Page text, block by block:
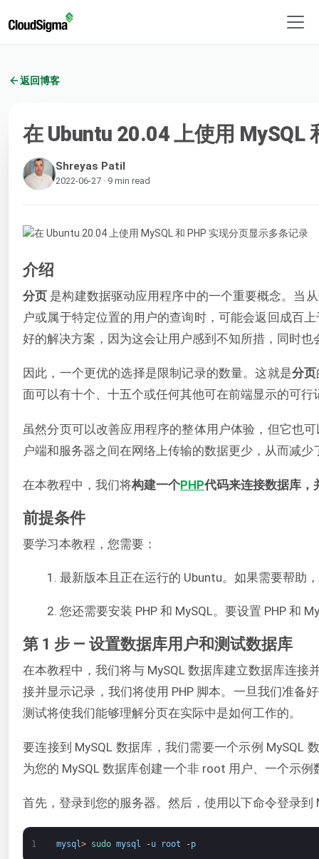
返回博客
在 Ubuntu 20.04 上使用 MySQL
Shreyas Patil
2022-06-27 · 9 min read
介绍
分页 是构建数据驱动应用程序中的一个重要概念。当
户或属于特定位置的用户的查询时，可能会返回成百
好的解决方案，因为这会让用户感到不知所措，同时
因此，一个更优的选择是限制记录的数量。这就是分页
面可以有十个、十五个或任何其他可在前端显示的可行
虽然分页可以改善应用程序的整体用户体验，但它也
户端和服务器之间在网络上传输的数据更少，从而减少
在本教程中，我们将构建一个PHP代码来连接数据库，
前提条件
要学习本教程，您需要：
最新版本且正在运行的 Ubuntu。如果需要帮助
您还需要安装 PHP 和 MySQL。要设置 PHP 和
第 1 步 — 设置数据库用户和测试数据库
在本教程中，我们将与 MySQL 数据库建立数据库连
接并显示记录，我们将使用 PHP 脚本。一旦我们准备
测试将使我们能够理解分页在实际中是如何工作的。
要连接到 MySQL 数据库，我们需要一个示例 MySQL
为您的 MySQL 数据库创建一个非 root 用户、一个示
首先，登录到您的服务器。然后，使用以下命令登录到
1 mysql> sudo mysql -u root -p